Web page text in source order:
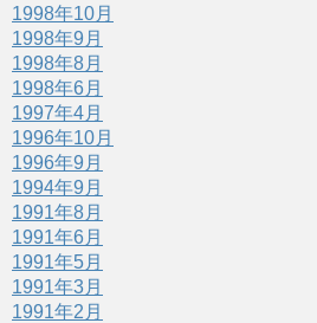
1998年10月
1998年9月
1998年8月
1998年6月
1997年4月
1996年10月
1996年9月
1994年9月
1991年8月
1991年6月
1991年5月
1991年3月
1991年2月